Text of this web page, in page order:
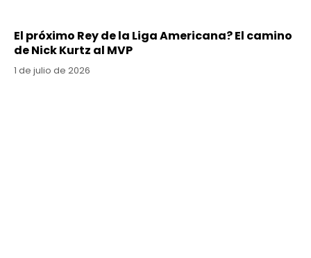
El próximo Rey de la Liga Americana? El camino
de Nick Kurtz al MVP
1 de julio de 2026